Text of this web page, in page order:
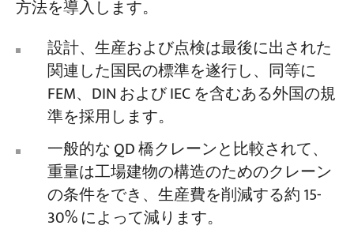
方法を導入します。
設計、生産および点検は最後に出された
関連した国民の標準を遂行し、同等に
FEM、DIN および IEC を含むある外国の規
準を採用します。
一般的な QD 橋クレーンと比較されて、
重量は工場建物の構造のためのクレーン
の条件をでき、生産費を削減する約 15-
30% によって減ります。